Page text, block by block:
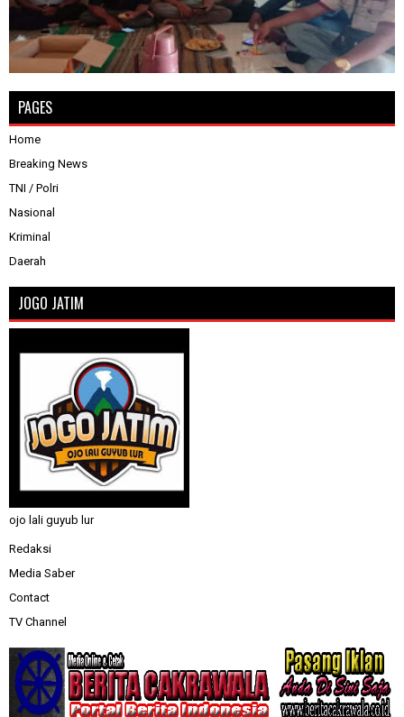
PAGES
Home
Breaking News
TNI / Polri
Nasional
Kriminal
Daerah
JOGO JATIM
ojo lali guyub lur
Redaksi
Media Saber
Contact
TV Channel